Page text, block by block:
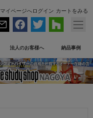
マイページへログイン カートをみる
法人のお客様へ 納品事例